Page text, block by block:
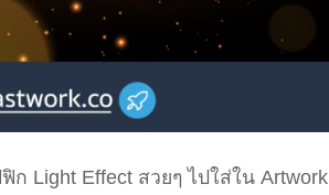
Light Effect สวยๆ ไปใส่ใน Artwork